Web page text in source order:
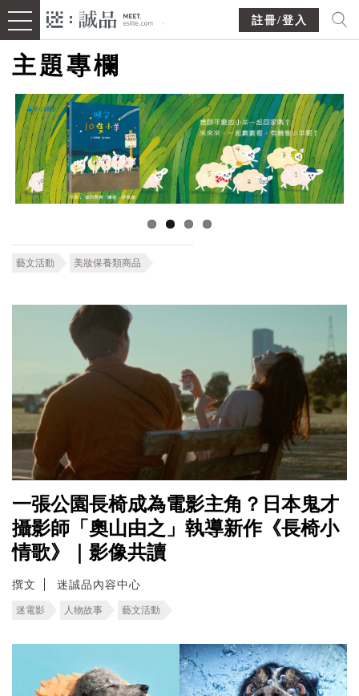
註冊/登入
主題專欄
藝文活動 美妝保養類商品
一張公園長椅成為電影主角？日本鬼才
攝影師「奧山由之」執導新作《長椅小
情歌》｜影像共讀
撰文 迷誠品內容中心
迷電影 人物故事 藝文活動